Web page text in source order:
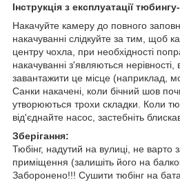
Інструкція з експлуатації
Накачуйте камеру до повного
накачуванні слідкуйте за тим, щоб
центру чохла, при необхідності
накачуванні з'являються нерівності,
завантажити це місце (наприклад,
Санки накачені, коли бічний шов
утворюються трохи складки. Коли
від'єднайте насос, застебніть
Зберігання:
Тюбінг, надутий на вулиці, не варто
приміщення (залишіть його на
Заборонено!!! Сушити тюбінг на